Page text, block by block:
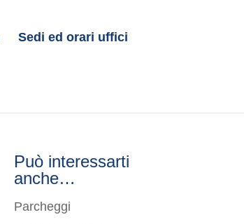
Sedi ed orari uffici
Può interessarti
anche…
Parcheggi